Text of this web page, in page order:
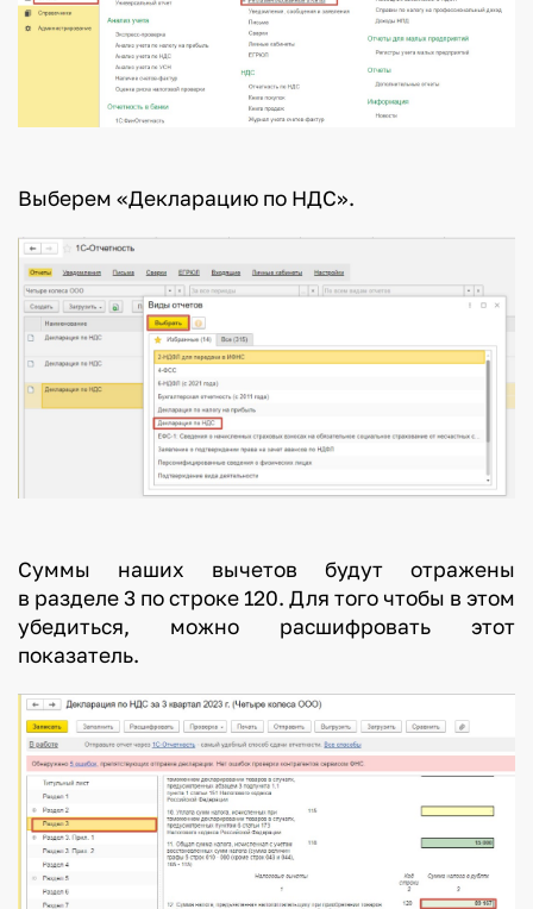
Выберем «Декларацию по НДС».
Суммы наших вычетов будут отражены
в разделе 3 по строке 120. Для того чтобы в этом
убедиться, можно расшифровать этот
показатель.